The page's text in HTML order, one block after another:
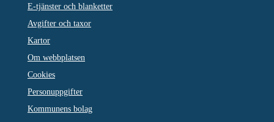
E-tjänster och blanketter
Avgifter och taxor
Kartor
Om webbplatsen
Cookies
Personuppgifter
Kommunens bolag